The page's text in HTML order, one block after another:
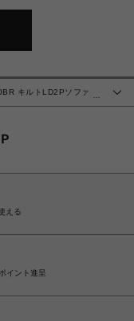
…
キルトLD2Pソファ
える
イント進呈